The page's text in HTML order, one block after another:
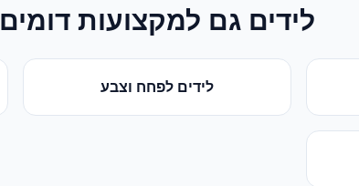
לידים גם למקצועות דומים
לידים לפחח וצבע